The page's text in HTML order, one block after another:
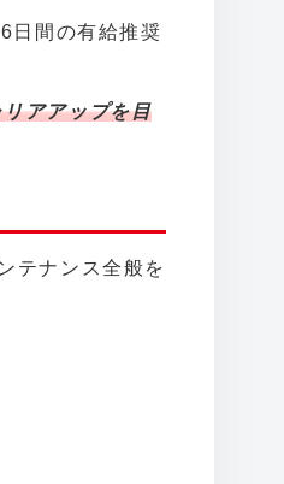
日間の有給推奨
アアップを目
テナンス全般を